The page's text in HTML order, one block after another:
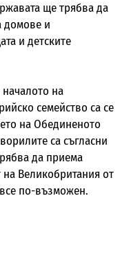
ще трябва да
домове и
и детските
на
ско семейство сасе
на Обединеното
са съгласни
да приема
на Великобритания от
по-възможен.